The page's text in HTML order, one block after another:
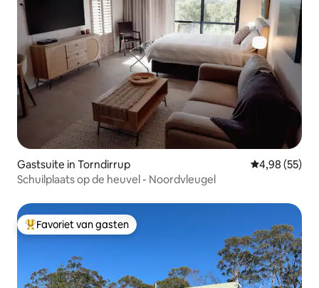
Gastsuite in Torndirrup Gemiddelde
4,98 (55)
Schuilplaats op de heuvel - Noordvleugel
Topfavoriet van gasten
Favoriet van gasten